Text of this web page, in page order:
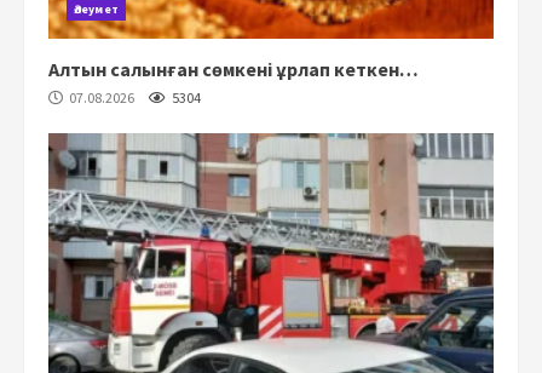
Әлеумет
Алтын салынған сөмкені ұрлап кеткен…
07.08.2026 5304